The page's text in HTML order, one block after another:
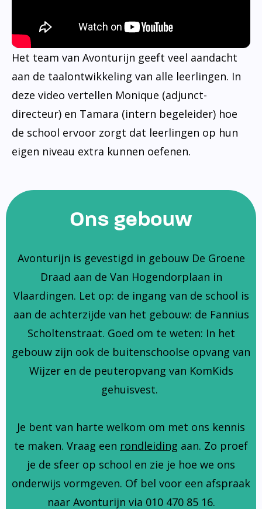
Het team van Avonturijn geeft veel aandacht
aan de taalontwikkeling van alle leerlingen. In
deze video vertellen Monique (adjunct-
directeur) en Tamara (intern begeleider) hoe
de school ervoor zorgt dat leerlingen op hun
eigen niveau extra kunnen oefenen.
Ons gebouw
Avonturijn is gevestigd in gebouw De Groene
Draad aan de Van Hogendorplaan in
Vlaardingen. Let op: de ingang van de school is
aan de achterzijde van het gebouw: de Fannius
Scholtenstraat. Goed om te weten: In het
gebouw zijn ook de buitenschoolse opvang van
Wijzer en de peuteropvang van KomKids
gehuisvest.
Je bent van harte welkom om met ons kennis
te maken. Vraag een rondleiding aan. Zo proef
je de sfeer op school en zie je hoe we ons
onderwijs vormgeven. Of bel voor een afspraak
naar Avonturijn via 010 470 85 16.